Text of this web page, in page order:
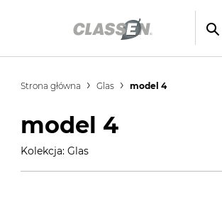
Strona główna Glas model 4
model 4
Kolekcja: Glas